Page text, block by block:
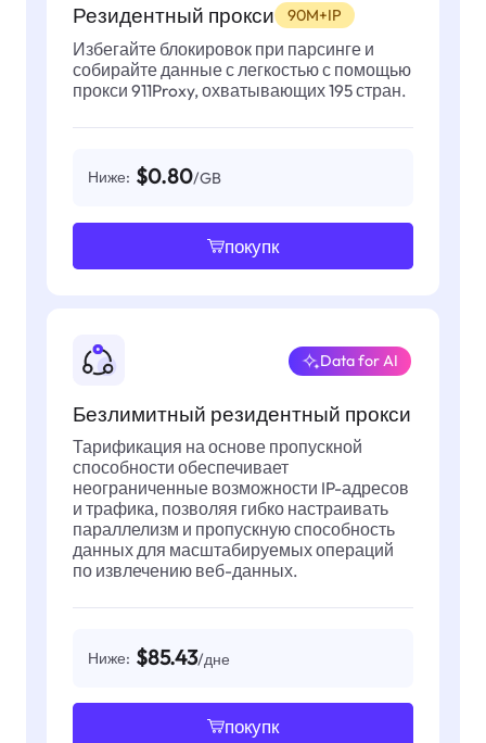
Резидентный прокси 90M+IP
Избегайте блокировок при парсинге и
собирайте данные с легкостью с помощью
прокси 911Proxy, охватывающих 195 стран.
Ниже: $0.80/GB
покупк
Безлимитный резидентный прокси
Data for AI
Тарификация на основе пропускной
способности обеспечивает
неограниченные возможности IP-адресов
и трафика, позволяя гибко настраивать
параллелизм и пропускную способность
данных для масштабируемых операций
по извлечению веб-данных.
Ниже: $85.43/дне
покупк